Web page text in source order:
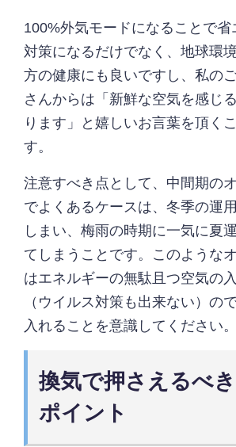
100%外気モードになることで省
対策になるだけでなく、地球環
方の健康にも良いですし、私の
さんからは「新鮮な空気を感じ
ります」と嬉しいお言葉を頂く
す。
注意すべき点として、中間期の
でよくあるケースは、冬季の運
しまい、梅雨の時期に一気に夏
てしまうことです。このような
はエネルギーの無駄且つ空気の
（ウイルス対策も出来ない）の
入れることを意識してください。
換気で押さえるべ
ポイント